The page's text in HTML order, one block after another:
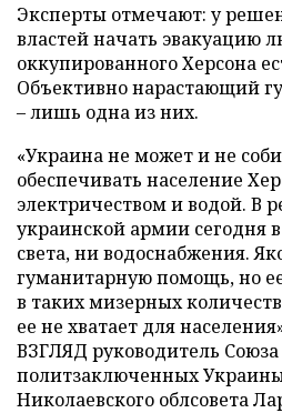
Эксперты отмечают: у
властей начать эвакуацию
оккупированного Херсона
Объективно нарастающий
– лишь одна из них.
«Украина не может и не
обеспечивать население
электричеством и водой. В
украинской армии сегодня
света, ни водоснабжения.
гуманитарную помощь, но
в таких мизерных
ее не хватает для
ВЗГЛЯД руководитель
политзаключенных
Николаевского облсовета